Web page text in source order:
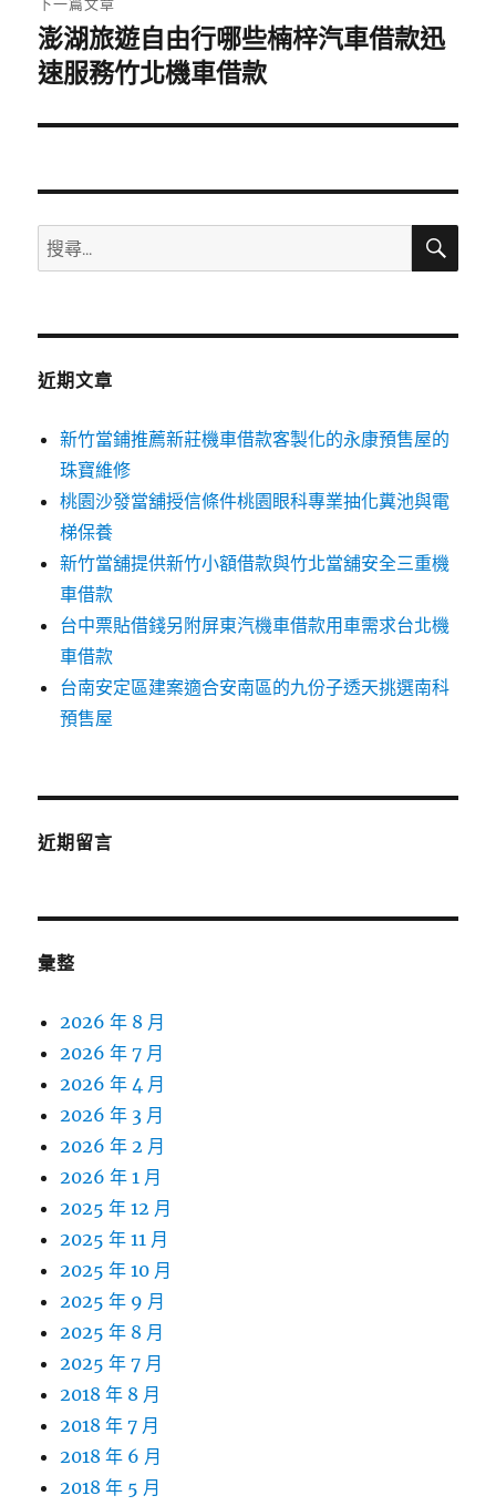
下
一
文
澎湖旅遊自由行哪些楠梓汽車借款迅
速服務竹北機車借款
搜
尋
鍵
搜
近期文章
新竹當鋪推薦新莊機車借款客製化的永康預售屋的
珠寶維修
桃園沙發當舖授信條件桃園眼科專業抽化糞池與電
梯保養
新竹當舖提供新竹小額借款與竹北當舖安全三重機
車借款
台中票貼借錢另附屏東汽機車借款用車需求台北機
車借款
台南安定區建案適合安南區的九份子透天挑選南科
預售屋
近期留言
彙整
2026 年 8 月
2026 年 7 月
2026 年 4 月
2026 年 3 月
2026 年 2 月
2026 年 1 月
2025 年 12 月
2025 年 11 月
2025 年 10 月
2025 年 9 月
2025 年 8 月
2025 年 7 月
2018 年 8 月
2018 年 7 月
2018 年 6 月
2018 年 5 月